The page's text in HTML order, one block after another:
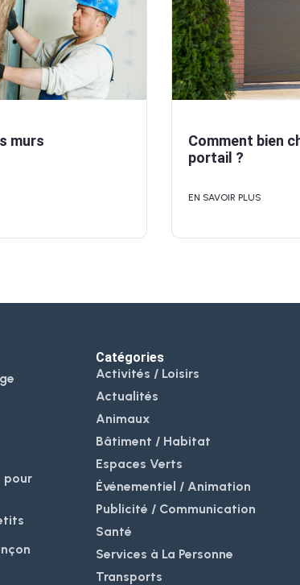
murs
Comment bien
portail ?
EN SAVOIR PLUS
pour
Catégories
Activités / Loisirs
Actualités
Animaux
Bâtiment / Habitat
Espaces Verts
Événementiel / Animation
Publicité / Communication
Santé
Services à La Personne
Transports